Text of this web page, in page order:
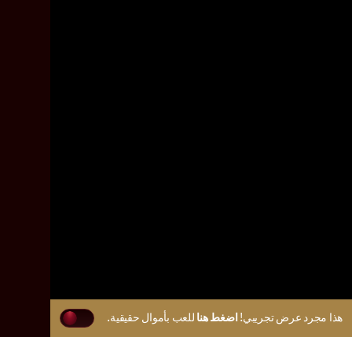
هذا مجرد عرض تجريبي!اضغط هنا للعب بأموال حقيقية.